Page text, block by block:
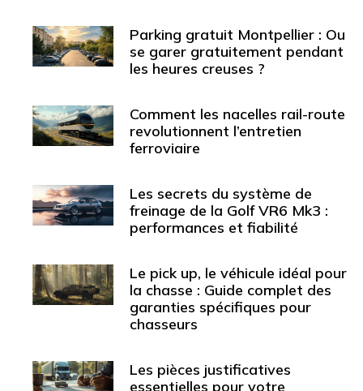
Parking gratuit Montpellier : Ou
se garer gratuitement pendant
les heures creuses ?
Comment les nacelles rail-route
revolutionnent l’entretien
ferroviaire
Les secrets du système de
freinage de la Golf VR6 Mk3 :
performances et fiabilité
Le pick up, le véhicule idéal pour
la chasse : Guide complet des
garanties spécifiques pour
chasseurs
Les pièces justificatives
essentielles pour votre